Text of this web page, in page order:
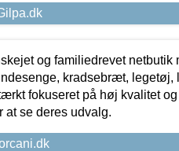
og familiedrevet netbutik
kradsebræt, legetøj,
fokuseret på høj kvalitet
at se deres udvalg.